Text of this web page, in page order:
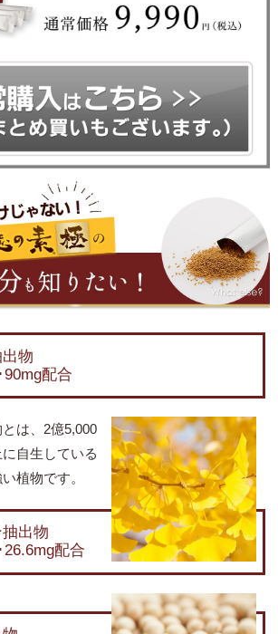
物
90mg配合
は、2億5,000
自生している
植物です。
出物
配合